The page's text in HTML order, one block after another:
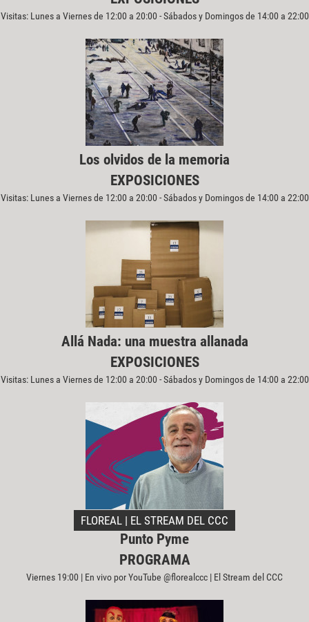
Visitas: Lunes a Viernes de 12:00 a 20:00 - Sábados y Domingos de 14:00 a 22:00
Los olvidos de la memoria
EXPOSICIONES
Visitas: Lunes a Viernes de 12:00 a 20:00 - Sábados y Domingos de 14:00 a 22:00
Allá Nada: una muestra allanada
EXPOSICIONES
Visitas: Lunes a Viernes de 12:00 a 20:00 - Sábados y Domingos de 14:00 a 22:00
FLOREAL | EL STREAM DEL CCC
Punto Pyme
PROGRAMA
Viernes 19:00 | En vivo por YouTube @florealccc | El Stream del CCC